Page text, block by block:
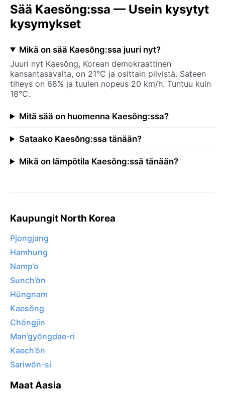
Sää Kaesŏng:ssa — Usein kysytyt
kysymykset
Mikä on sää Kaesŏng:ssa juuri nyt?
Juuri nyt Kaesŏng, Korean demokraattinen
kansantasavalta, on 21°C ja osittain pilvistä. Sateen
tiheys on 68% ja tuulen nopeus 20 km/h. Tuntuu kuin
18°C.
Mitä sää on huomenna Kaesŏng:ssa?
Sataako Kaesŏng:ssa tänään?
Mikä on lämpötila Kaesŏng:ssä tänään?
Kaupungit North Korea
Pjongjang
Hamhung
Namp’o
Sunch’ŏn
Hŭngnam
Kaesŏng
Chŏngjin
Man’gyŏngdae-ri
Kaech’ŏn
Sariwŏn-si
Maat Aasia